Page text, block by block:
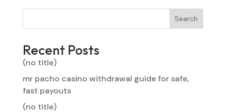
Search
Recent Posts
(no title)
mr pacho casino withdrawal guide for safe,
fast payouts
(no title)